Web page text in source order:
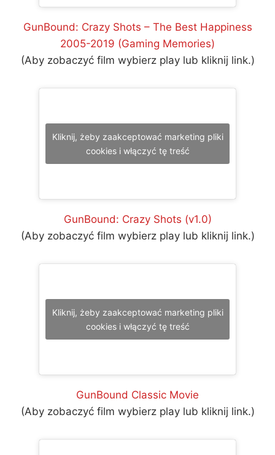
GunBound: Crazy Shots – The Best Happiness
2005-2019 (Gaming Memories)
(Aby zobaczyć film wybierz play lub kliknij link.)
Kliknij, żeby zaakceptować marketing pliki
cookies i włączyć tę treść
GunBound: Crazy Shots (v1.0)
(Aby zobaczyć film wybierz play lub kliknij link.)
Kliknij, żeby zaakceptować marketing pliki
cookies i włączyć tę treść
GunBound Classic Movie
(Aby zobaczyć film wybierz play lub kliknij link.)